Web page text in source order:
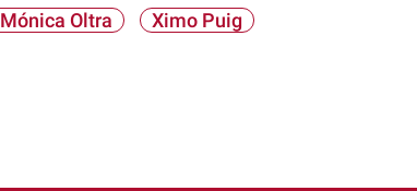
Mónica Oltra Ximo Puig